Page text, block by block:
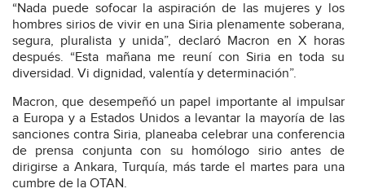
“Nada puede sofocar la aspiración de las mujeres y los
hombres sirios de vivir en una Siria plenamente soberana,
segura, pluralista y unida”, declaró Macron en X horas
después. “Esta mañana me reuní con Siria en toda su
diversidad. Vi dignidad, valentía y determinación”.
Macron, que desempeñó un papel importante al impulsar
a Europa y a Estados Unidos a levantar la mayoría de las
sanciones contra Siria, planeaba celebrar una conferencia
de prensa conjunta con su homólogo sirio antes de
dirigirse a Ankara, Turquía, más tarde el martes para una
cumbre de la OTAN.